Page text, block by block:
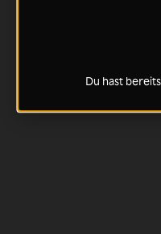
Du hast